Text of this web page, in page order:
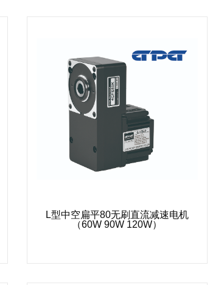
L型中空扁平80无刷直流减速电机
（60W 90W 120W）